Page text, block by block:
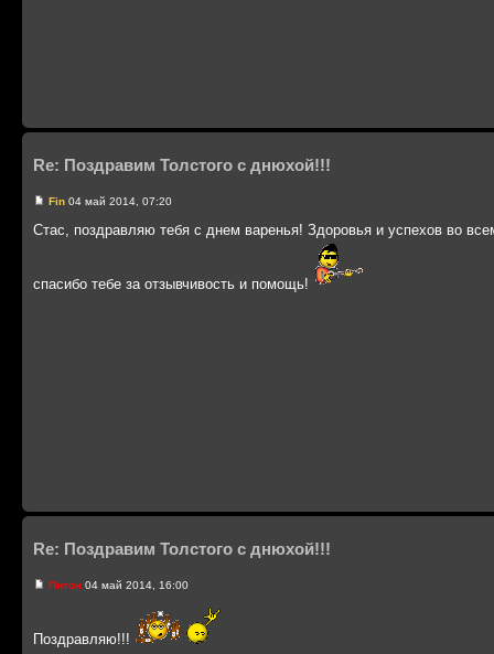
Re: Поздравим Толстого с днюхой!!!
Fin 04 май 2014, 07:20
Стас, поздравляю тебя с днем варенья! Здоровья и успехов во
спасибо тебе за отзывчивость и помощь!
Re: Поздравим Толстого с днюхой!!!
Питон 04 май 2014, 16:00
Поздравляю!!!